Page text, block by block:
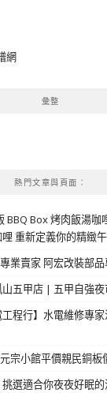
網
彙整
熱門文章與頁面︰
BBQ Box 烤肉飯湯咖
重新定義你的精緻
業賣家 阿宏改裝部
五甲店 | 五甲自強
程行】水電維修專
宗小館平價親民銅板
選適合你夜夜好眠